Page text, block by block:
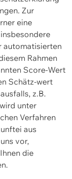
Zur
eine
automatisierten
Rahmen
Score-Wert
Schätz-wert
z.B.
unter
Verfahren
aus
vor,
die